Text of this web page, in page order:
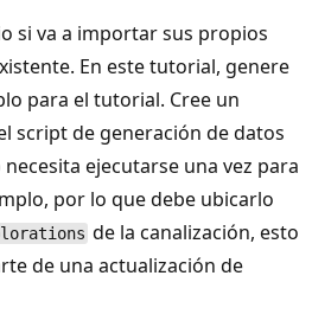
si va a importar sus propios
En este tutorial, genere
para el tutorial. Cree un
script de generación de datos
ejecutarse una vez para
por lo que debe ubicarlo
de la canalización, esto
de una actualización de